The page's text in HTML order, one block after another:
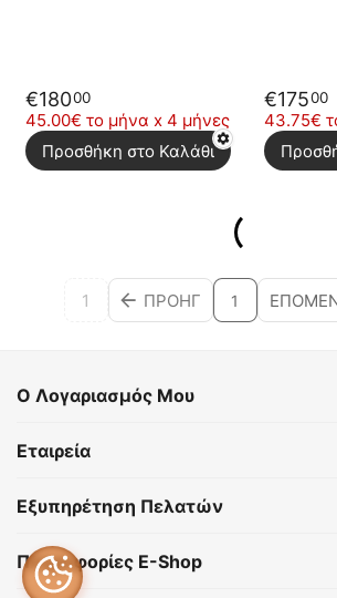
€18000
45.00€ το μήνα x 4 μήνες
Προσθήκη στο Καλάθι
€17500
43.75€
1 ΠΡΟΗΓ 1
Ο Λογαριασμός Μου
Εταιρεία
Εξυπηρέτηση Πελατών
Πληροφορίες E-Shop